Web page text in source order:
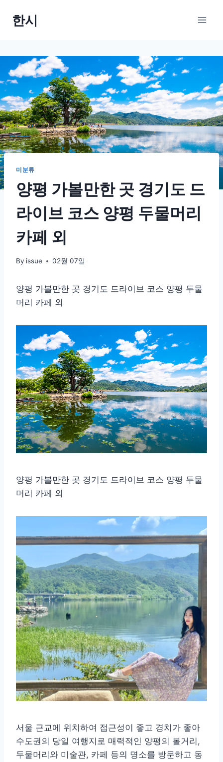
한시
미분류
양평 가볼만한 곳 경기도 드
라이브 코스 양평 두물머리
카페 외
By issue 02월 07일
양평 가볼만한 곳 경기도 드라이브 코스 양평 두물
머리 카페 외
양평 가볼만한 곳 경기도 드라이브 코스 양평 두물
머리 카페 외
서울 근교에 위치하여 접근성이 좋고 경치가 좋아
수도권의 당일 여행지로 매력적인 양평의 볼거리,
두물머리와 미술관, 카페 등의 명소를 방문하고 동